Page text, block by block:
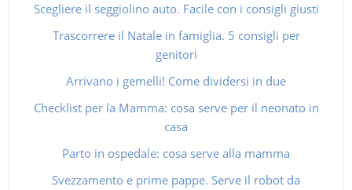
Scegliere il seggiolino auto. Facile con i consigli giusti
Trascorrere il Natale in famiglia. 5 consigli per
genitori
Arrivano i gemelli! Come dividersi in due
Checklist per la Mamma: cosa serve per il neonato in
casa
Parto in ospedale: cosa serve alla mamma
Svezzamento e prime pappe. Serve il robot da